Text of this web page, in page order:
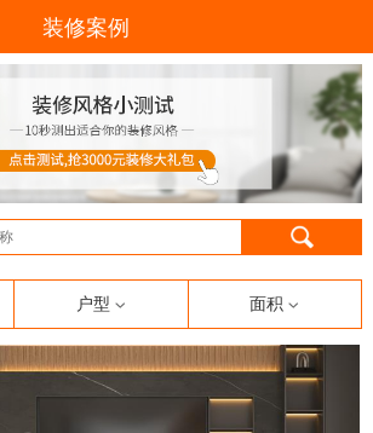
装修案例
户型 面积